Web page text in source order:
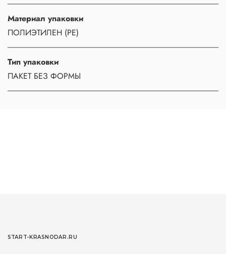
Материал упаковки
ПОЛИЭТИЛЕН (PE)
Тип упаковки
ПАКЕТ БЕЗ ФОРМЫ
START-KRASNODAR.RU